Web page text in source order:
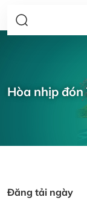
Hòa nhịp đón
Đăng tải ngày